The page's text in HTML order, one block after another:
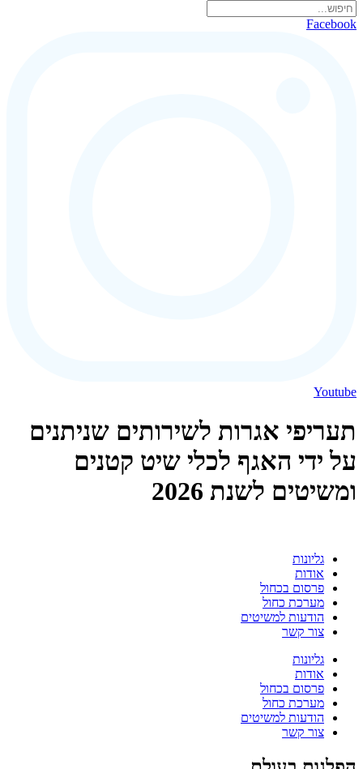
Facebook
Youtube
תעריפי אגרות לשירותים שניתנים
על ידי האגף לכלי שיט קטנים
ומשיטים לשנת 2026
גליונות
אודות
פרסום בכחול
מערכת כחול
הודעות למשיטים
צור קשר
גליונות
אודות
פרסום בכחול
מערכת כחול
הודעות למשיטים
צור קשר